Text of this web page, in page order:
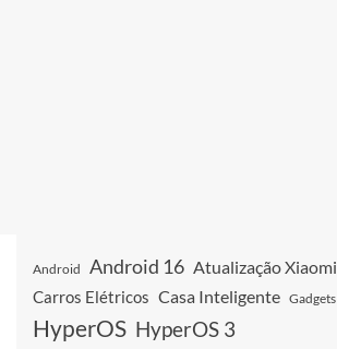
Android Android 16 Atualização Xiaomi
Carros Elétricos Casa Inteligente Gadgets
HyperOS HyperOS 3